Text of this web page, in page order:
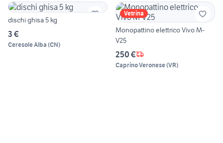
dischi ghisa 5 kg
3 €
Ceresole Alba (CN)
Vetrina
Monopattino elettrico Vivo M-
V25
250 €
Caprino Veronese(VR)